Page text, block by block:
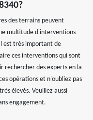
des terrains peuvent
multitude d'interventions
est très important de
ces interventions qui sont
rechercher des experts en la
opérations et n'oubliez pas
élevés. Veuillez aussi
engagement.